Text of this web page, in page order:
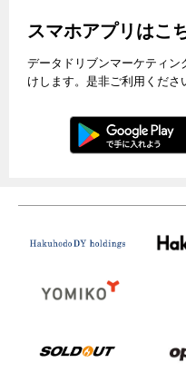
スマホアプリはこ
データドリブンマーケティン
けします。是非ご利用くださ